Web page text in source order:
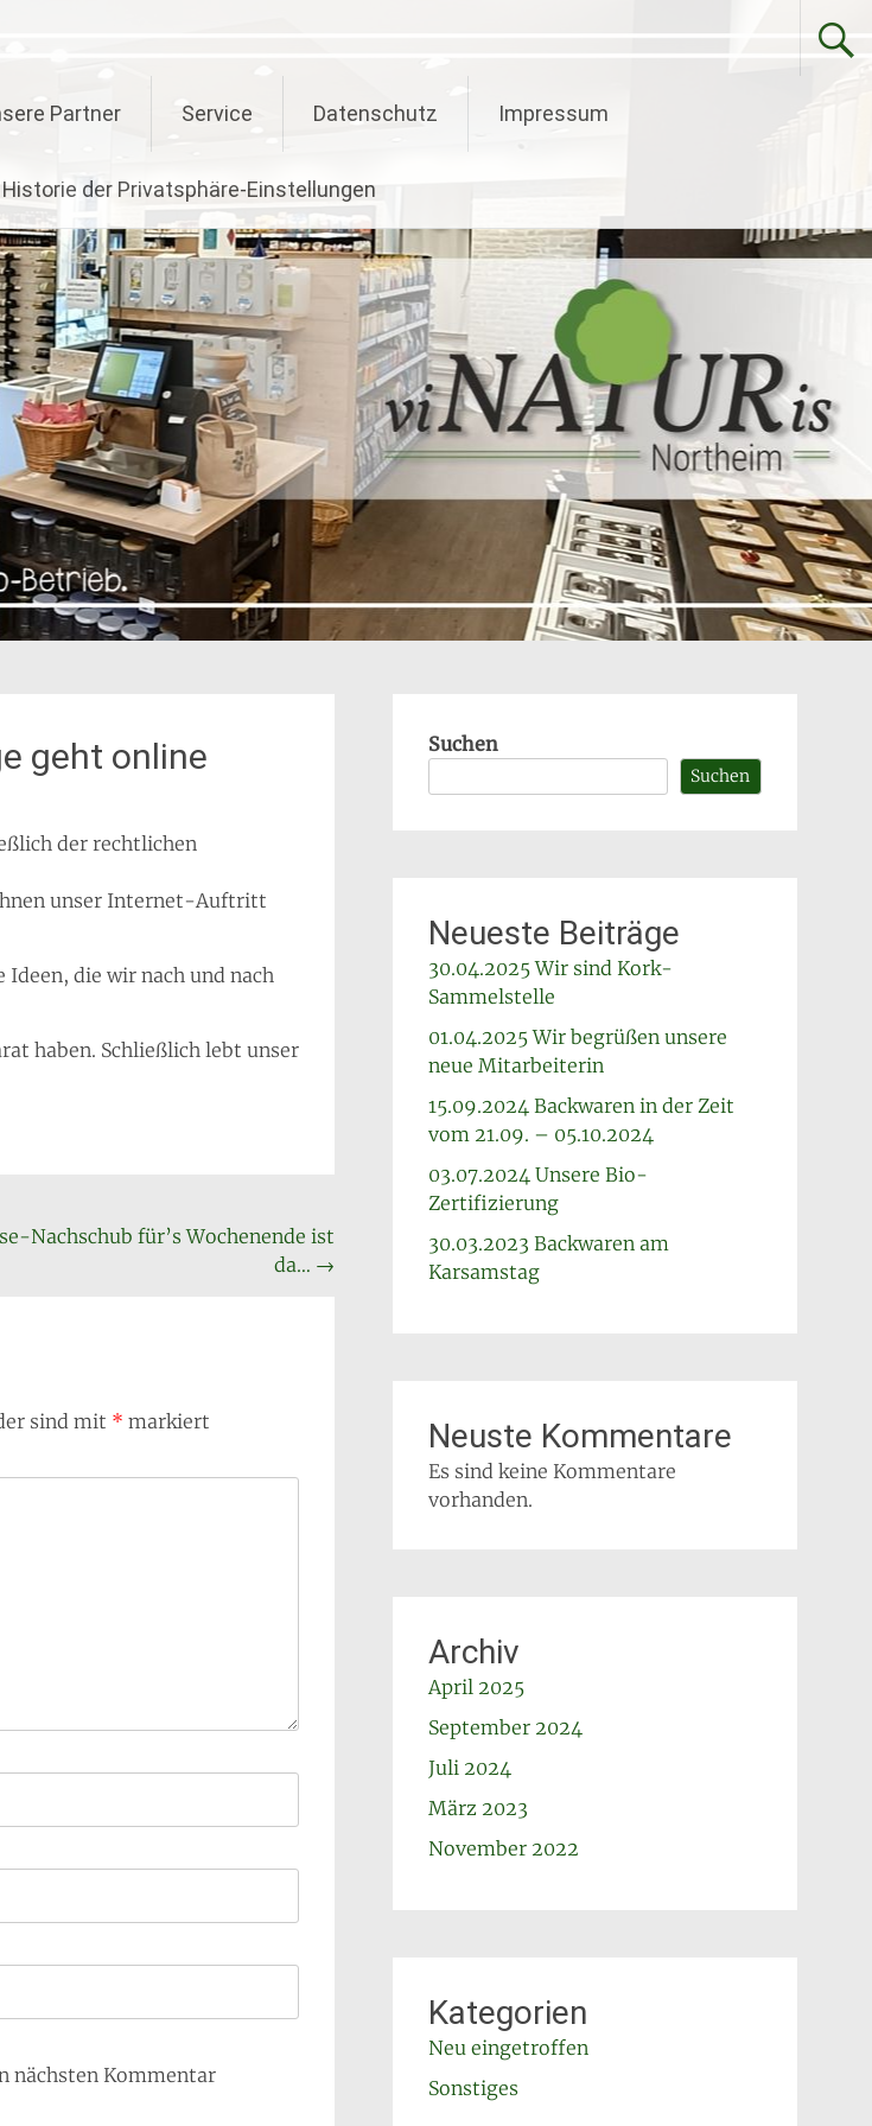
Partner Service Datenschutz Impressum
Historie der Privatsphäre-Einstellungen
geht online
der rechtlichen
unser Internet-Auftritt
die wir nach und nach
haben. Schließlich lebt unser
Nachschub für’s Wochenende ist
da… →
sind mit * markiert
nächsten Kommentar
Suchen
Suchen
Neueste Beiträge
30.04.2025 Wir sind Kork-
Sammelstelle
01.04.2025 Wir begrüßen unsere
neue Mitarbeiterin
15.09.2024 Backwaren in der Zeit
vom 21.09. – 05.10.2024
03.07.2024 Unsere Bio-
Zertifizierung
30.03.2023 Backwaren am
Karsamstag
Neuste Kommentare
Es sind keine Kommentare
vorhanden.
Archiv
April 2025
September 2024
Juli 2024
März 2023
November 2022
Kategorien
Neu eingetroffen
Sonstiges